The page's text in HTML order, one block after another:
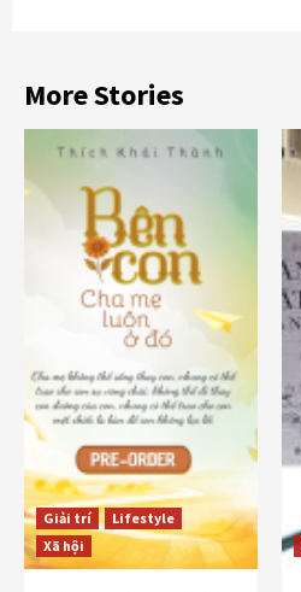
More Stories
Giải trí
Lifestyle
Xã hội